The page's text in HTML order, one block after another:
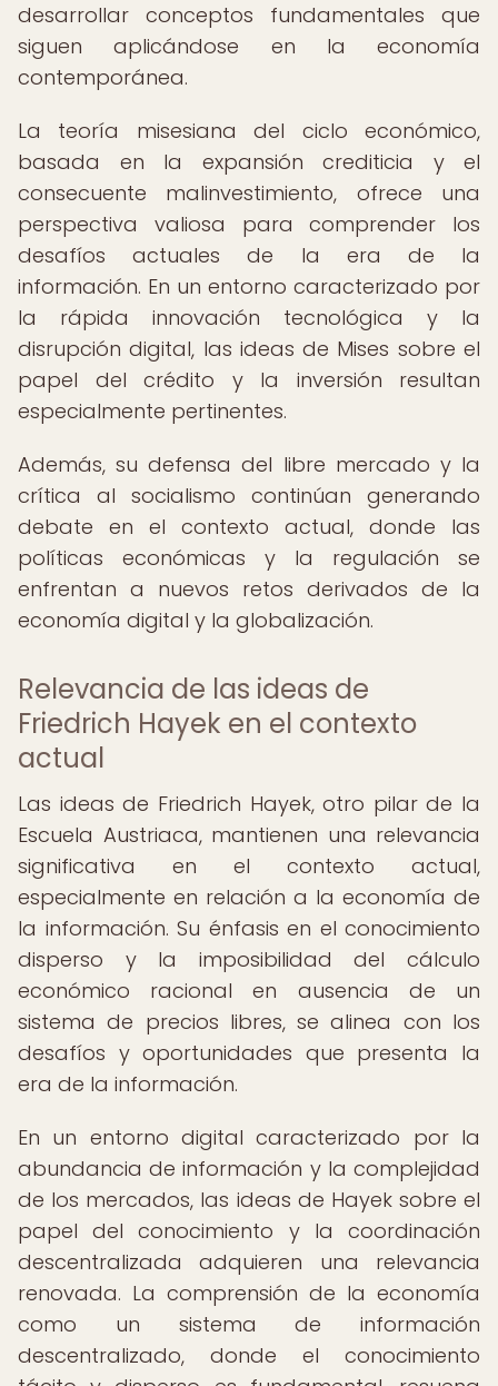
desarrollar conceptos fundamentales que
siguen aplicándose en la economía
contemporánea.
La teoría misesiana del ciclo económico,
basada en la expansión crediticia y el
consecuente malinvestimiento, ofrece una
perspectiva valiosa para comprender los
desafíos actuales de la era de la
información. En un entorno caracterizado por
la rápida innovación tecnológica y la
disrupción digital, las ideas de Mises sobre el
papel del crédito y la inversión resultan
especialmente pertinentes.
Además, su defensa del libre mercado y la
crítica al socialismo continúan generando
debate en el contexto actual, donde las
políticas económicas y la regulación se
enfrentan a nuevos retos derivados de la
economía digital y la globalización.
Relevancia de las ideas de
Friedrich Hayek en el contexto
actual
Las ideas de Friedrich Hayek, otro pilar de la
Escuela Austriaca, mantienen una relevancia
significativa en el contexto actual,
especialmente en relación a la economía de
la información. Su énfasis en el conocimiento
disperso y la imposibilidad del cálculo
económico racional en ausencia de un
sistema de precios libres, se alinea con los
desafíos y oportunidades que presenta la
era de la información.
En un entorno digital caracterizado por la
abundancia de información y la complejidad
de los mercados, las ideas de Hayek sobre el
papel del conocimiento y la coordinación
descentralizada adquieren una relevancia
renovada. La comprensión de la economía
como un sistema de información
descentralizado, donde el conocimiento